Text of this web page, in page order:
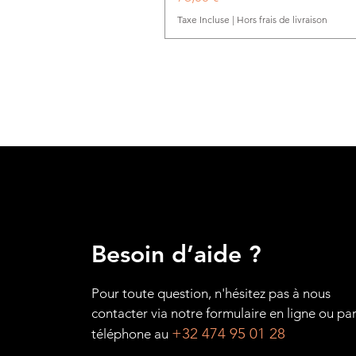
Taxe Incluse | Hors frais de livraison
Besoin d’aide ?
Pour toute question, n'hésitez pas à nous
contacter via notre formulaire en ligne ou par
téléphone au +32 474 95 01 28